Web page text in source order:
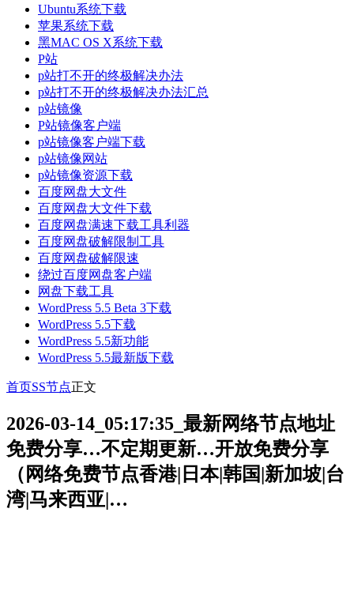
Ubuntu系统下载
苹果系统下载
黑MAC OS X系统下载
P站
p站打不开的终极解决办法
p站打不开的终极解决办法汇总
p站镜像
P站镜像客户端
p站镜像客户端下载
p站镜像网站
p站镜像资源下载
百度网盘大文件
百度网盘大文件下载
百度网盘满速下载工具利器
百度网盘破解限制工具
百度网盘破解限速
绕过百度网盘客户端
网盘下载工具
WordPress 5.5 Beta 3下载
WordPress 5.5下载
WordPress 5.5新功能
WordPress 5.5最新版下载
首页SS节点正文
2026-03-14_05:17:35_最新网络节点地址
免费分享…不定期更新…开放免费分享
（网络免费节点香港|日本|韩国|新加坡|台
湾|马来西亚|…